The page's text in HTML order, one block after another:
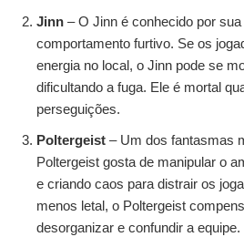
Jinn – O Jinn é conhecido por
comportamento furtivo. Se os
energia no local, o Jinn pode se
dificultando a fuga. Ele é mortal
perseguições.
Poltergeist – Um dos fantasmas
Poltergeist gosta de manipular o
e criando caos para distrair os
menos letal, o Poltergeist
desorganizar e confundir a equipe.